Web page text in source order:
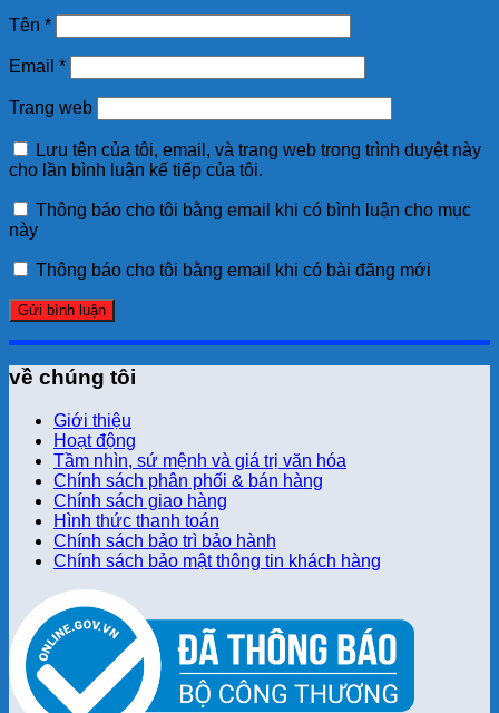
Tên *
Email *
Trang web
Lưu tên của tôi, email, và trang web trong trình duyệt này
cho lần bình luận kế tiếp của tôi.
Thông báo cho tôi bằng email khi có bình luận cho mục
này
Thông báo cho tôi bằng email khi có bài đăng mới
về chúng tôi
Giới thiệu
Hoạt động
Tầm nhìn, sứ mệnh và giá trị văn hóa
Chính sách phân phối & bán hàng
Chính sách giao hàng
Hình thức thanh toán
Chính sách bảo trì bảo hành
Chính sách bảo mật thông tin khách hàng